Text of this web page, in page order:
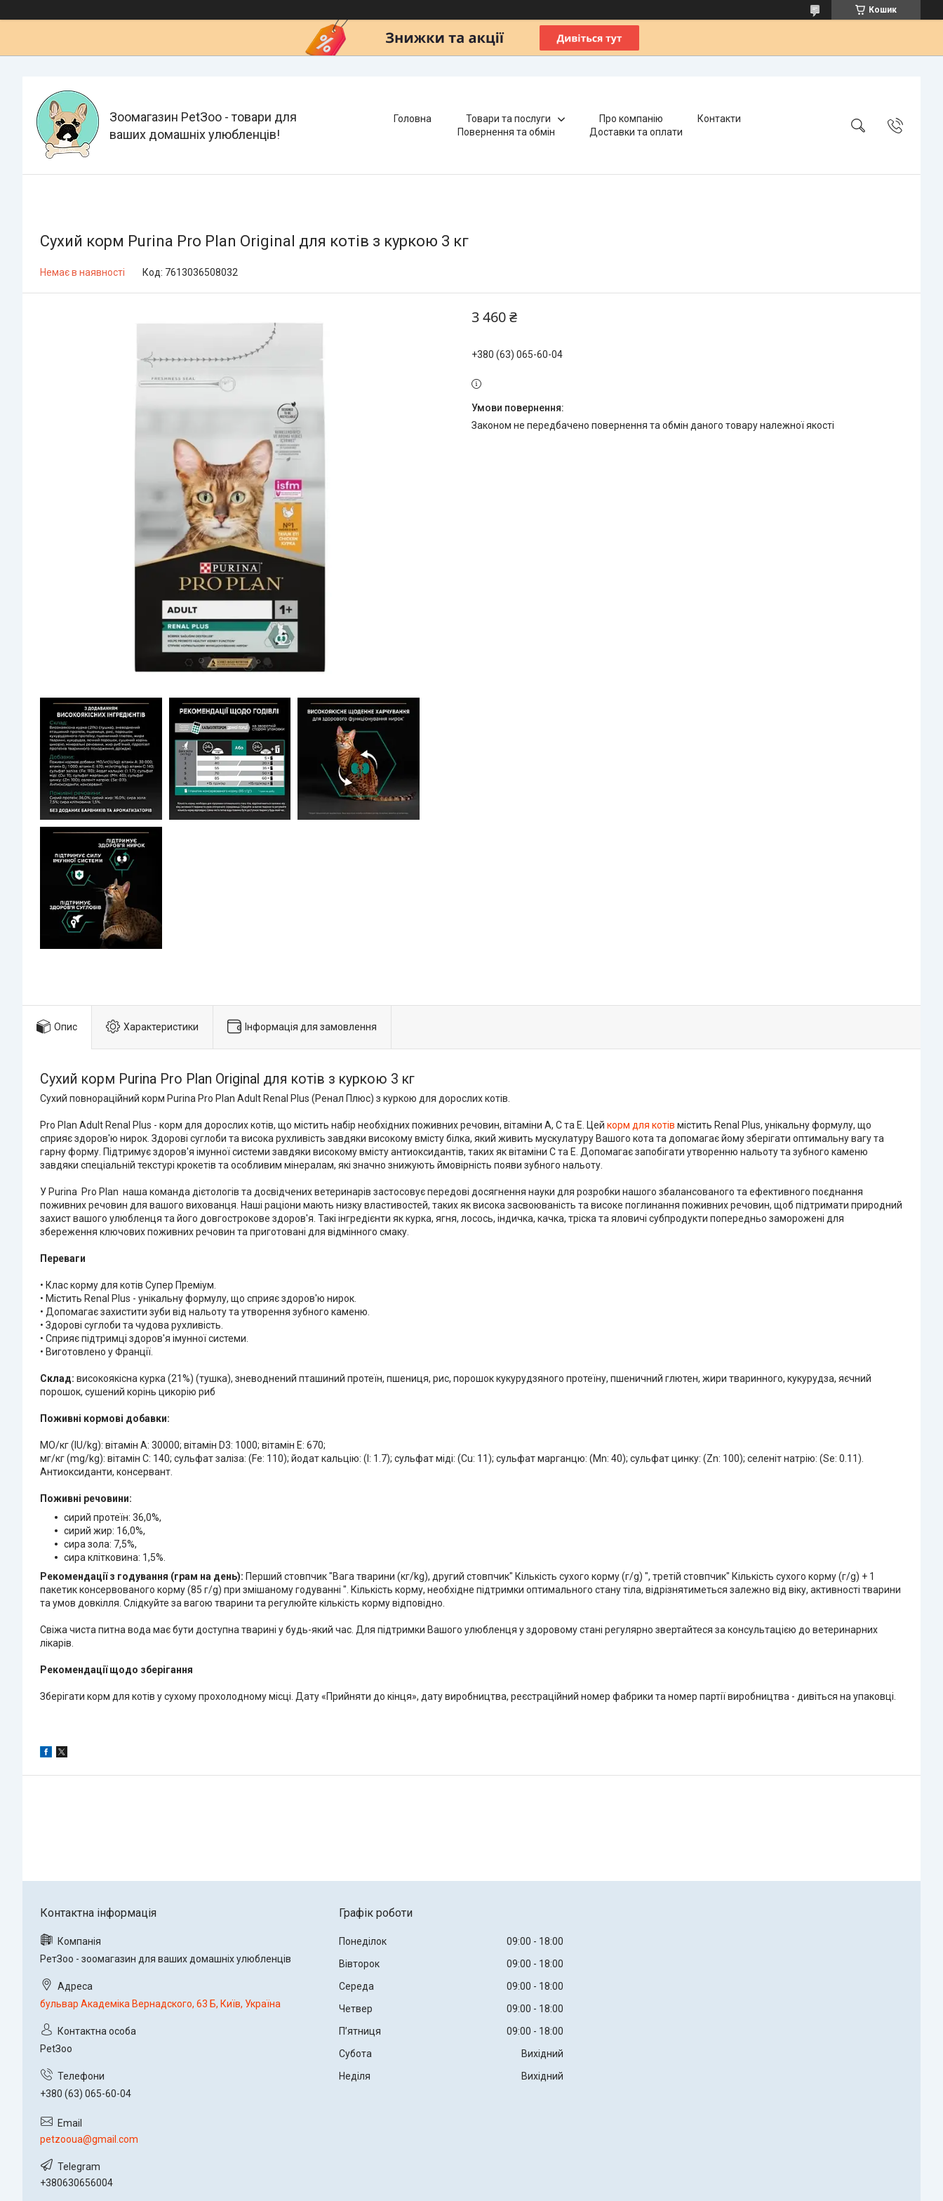
Кошик
Зоомагазин PetЗoo - товари для
ваших домашніх улюбленців!
Головна Товари та послуги Про компанію
Контакти
Повернення та обмін
Доставки та оплати
Сухий корм Purina Pro Plan Original для котів з куркою 3 кг
Немає в наявності Код: 7613036508032
3 460 ₴
+380 (63) 065-60-04
Законом не передбачено повернення та обмін даного товару належної якості
Опис Характеристики Інформація для замовлення
Сухий корм Purina Pro Plan Original для котів з куркою 3 кг
Сухий повнораційний корм Purina Pro Plan Adult Renal Plus (Ренал Плюс) з куркою для дорослих котів.
Pro Plan Adult Renal Plus - корм для дорослих котів, що містить набір необхідних поживних речовин, вітаміни А, С та Е. Цей корм для котів містить Renal Plus, унікальну формулу, що
сприяє здоров'ю нирок. Здорові суглоби та висока рухливість завдяки високому вмісту білка, який живить мускулатуру Вашого кота та допомагає йому зберігати оптимальну вагу та
гарну форму. Підтримує здоров'я імунної системи завдяки високому вмісту антиоксидантів, таких як вітаміни C та E. Допомагає запобігати утворенню нальоту та зубного каменю
завдяки спеціальній текстурі крокетів та особливим мінералам, які значно знижують ймовірність появи зубного нальоту.
У Purina ­ Pro Plan ­ наша команда дієтологів та досвідчених ветеринарів застосовує передові досягнення науки для розробки нашого збалансованого та ефективного поєднання
поживних речовин для вашого вихованця. Наші раціони мають низку властивостей, таких як висока засвоюваність та високе поглинання поживних речовин, щоб підтримати природний
захист вашого улюбленця та його довгострокове здоров'я. Такі інгредієнти як курка, ягня, лосось, індичка, качка, тріска та яловичі субпродукти попередньо заморожені для
збереження ключових поживних речовин та приготовані для відмінного смаку.
Переваги
• Клас корму для котів Супер Преміум.
• Містить Renal Plus - унікальну формулу, що сприяє здоров'ю нирок.
• Допомагає захистити зуби від нальоту та утворення зубного каменю.
• Здорові суглоби та чудова рухливість.
• Сприяє підтримці здоров'я імунної системи.
• Виготовлено у Франції.
Склад: високоякісна курка (21%) (тушка), зневоднений пташиний протеїн, пшениця, рис, порошок кукурудзяного протеїну, пшеничний глютен, жири тваринного, кукурудза, яєчний
порошок, сушений корінь цикорію риб
Поживні кормові добавки:
МО/кг (IU/kg): вітамін А: 30000; вітамін D3: 1000; вітамін Е: 670;
мг/кг (mg/kg): вітамін С: 140; сульфат заліза: (Fe: 110); йодат кальцію: (I: 1.7); сульфат міді: (Cu: 11); сульфат марганцю: (Mn: 40); сульфат цинку: (Zn: 100); селеніт натрію: (Se: 0.11).
Антиоксиданти, консервант.
Поживні речовини:
сирий протеїн: 36,0%,
сирий жир: 16,0%,
сира зола: 7,5%,
сира клітковина: 1,5%.
Рекомендації з годування (грам на день): Перший стовпчик "Вага тварини (кг/kg), другий стовпчик" Кількість сухого корму (г/g) ", третій стовпчик" Кількість сухого корму (г/g) + 1
пакетик консервованого корму (85 г/g) при змішаному годуванні ". Кількість корму, необхідне підтримки оптимального стану тіла, відрізнятиметься залежно від віку, активності тварини
та умов довкілля. Слідкуйте за вагою тварини та регулюйте кількість корму відповідно.
Свіжа чиста питна вода має бути доступна тварині у будь-який час. Для підтримки Вашого улюбленця у здоровому стані регулярно звертайтеся за консультацією до ветеринарних
лікарів.
Рекомендації щодо зберігання
Зберігати корм для котів у сухому прохолодному місці. Дату «Прийняти до кінця», дату виробництва, реєстраційний номер фабрики та номер партії виробництва - дивіться на упаковці.
РетЗоо - зоомагазин для ваших домашніх улюбленців
бульвар Академіка Вернадского, 63 Б, Київ, Україна
PetЗoo
+380 (63) 065-60-04
petzooua@gmail.com
+380630656004
Графік роботи
Понеділок 09:00
18:00
Вівторок
09:00
18:00
Середа
09:00
18:00
Четвер
09:00
18:00
Пʼятниця
09:00
18:00
Субота
Вихідний
Неділя
Вихідний